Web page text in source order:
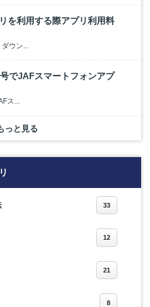
を利用する際アプリ利用料
ウン...
でJAFスマートフォンアプ
ス...
っと見る
33
12
21
8